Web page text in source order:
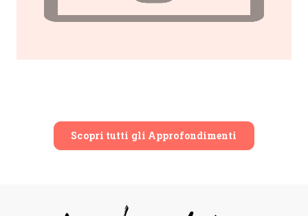
Scopri tutti gli Approfondimenti